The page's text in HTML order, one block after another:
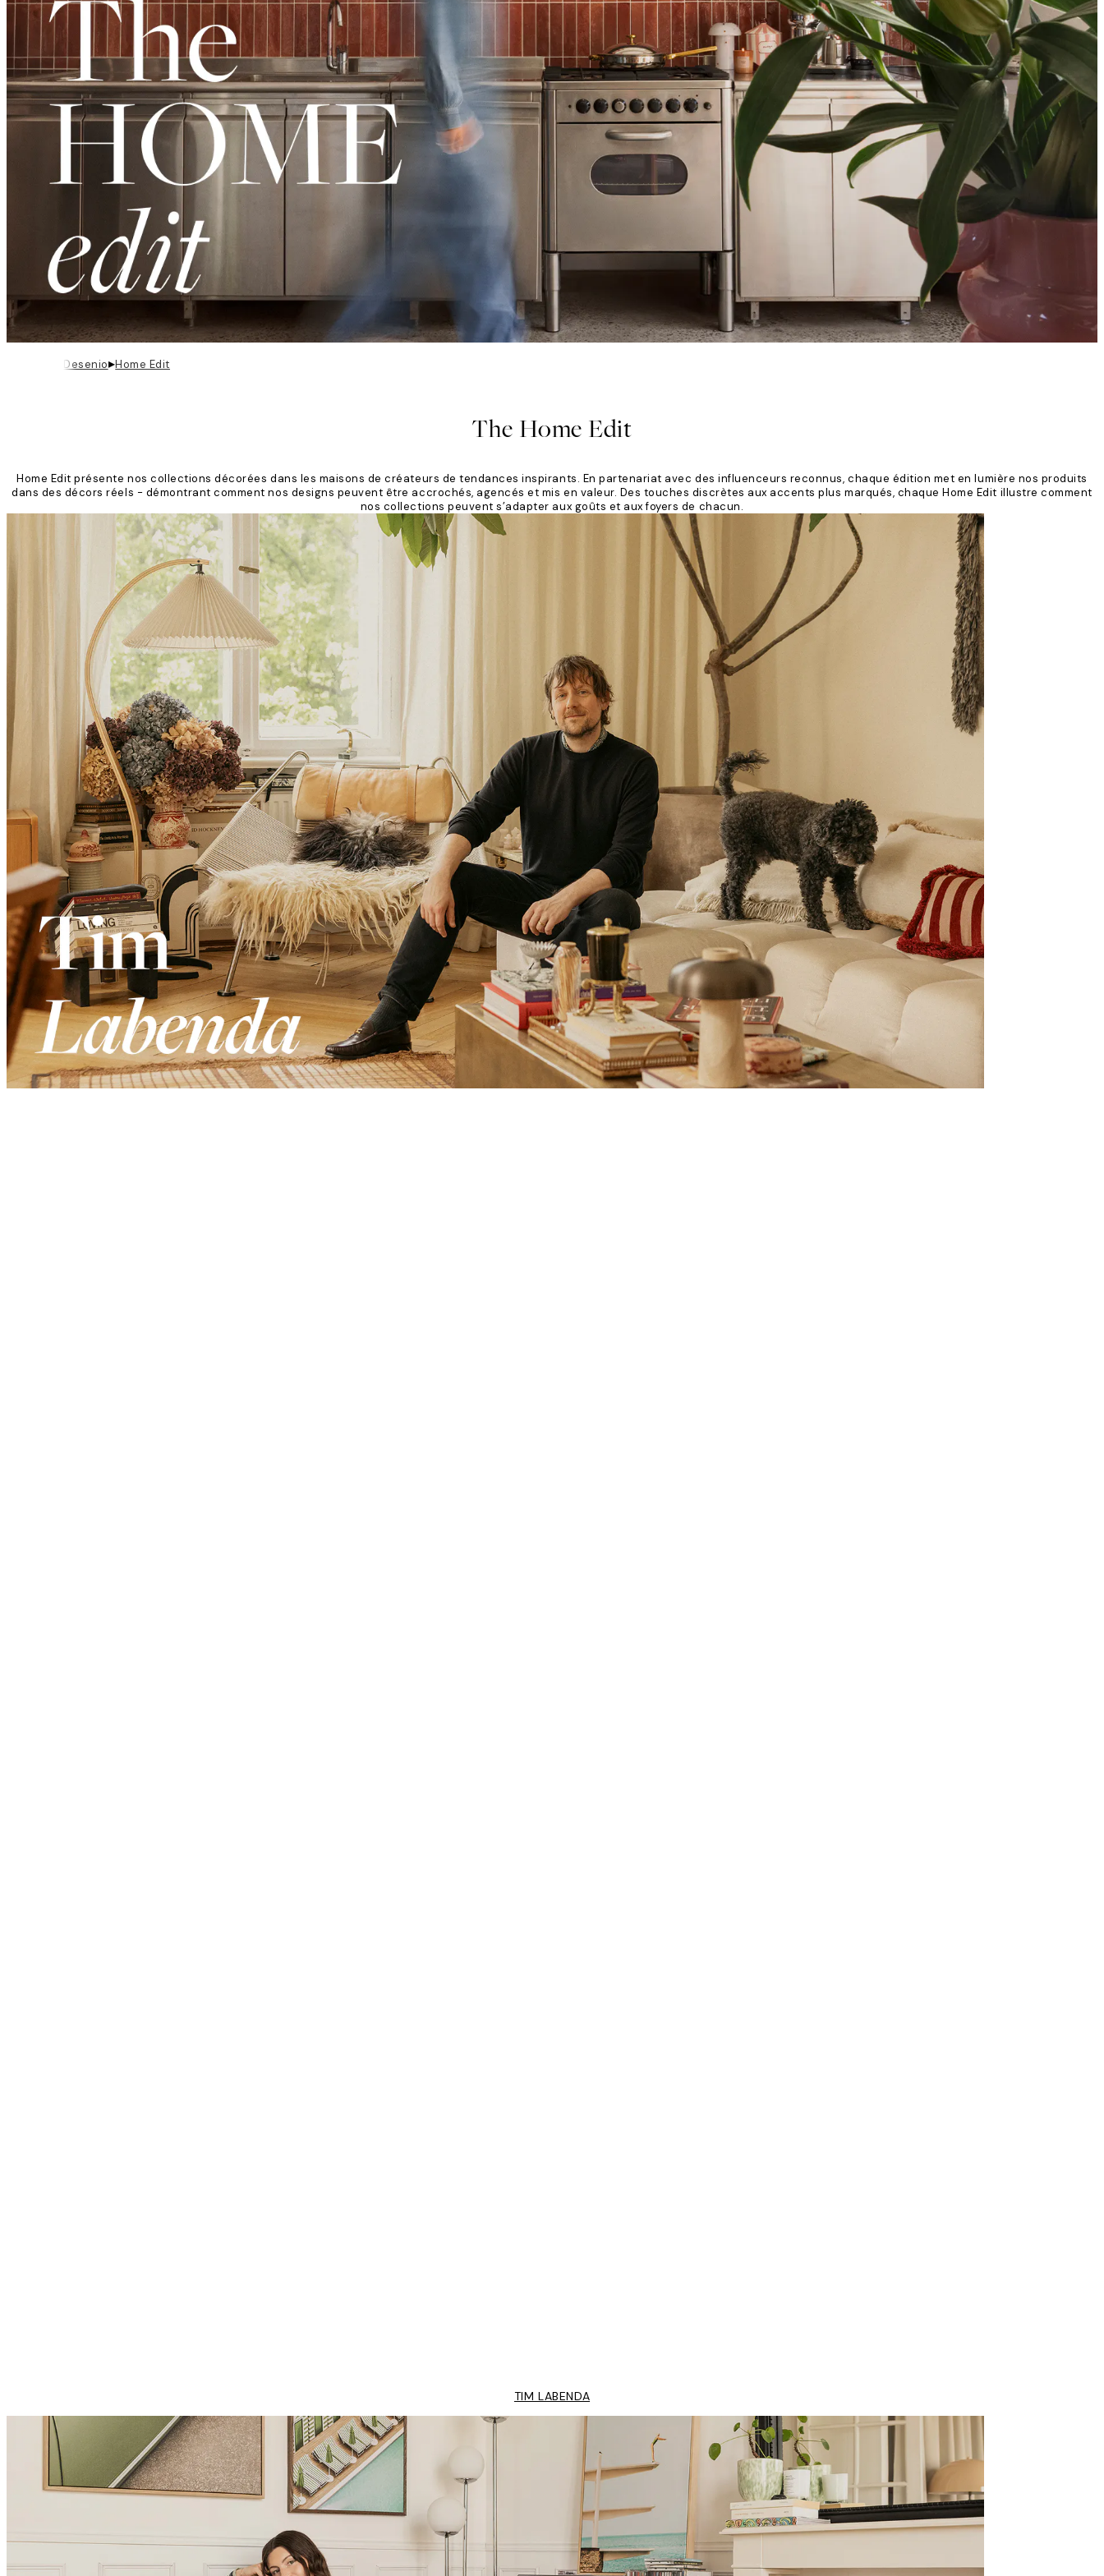
Desenio▸Home Edit
The Home Edit
Home Edit présente nos collections décorées dans les maisons de créateurs de tendances inspirants. En partenariat avec des influenceurs reconnus, chaque édition met en lumière nos produits
dans des décors réels - démontrant comment nos designs peuvent être accrochés, agencés et mis en valeur. Des touches discrètes aux accents plus marqués, chaque Home Edit illustre comment
nos collections peuvent s’adapter aux goûts et aux foyers de chacun.
TIM LABENDA